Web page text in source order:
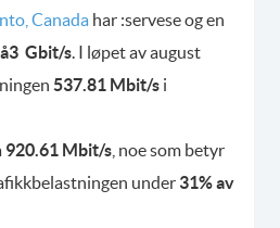
Canada har :servese og en
Gbit/s. I løpet av august
537.81 Mbit/s i
920.61 Mbit/s , noe som betyr
under 31% av